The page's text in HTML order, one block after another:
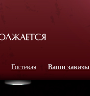
Гостевая Ваши заказы